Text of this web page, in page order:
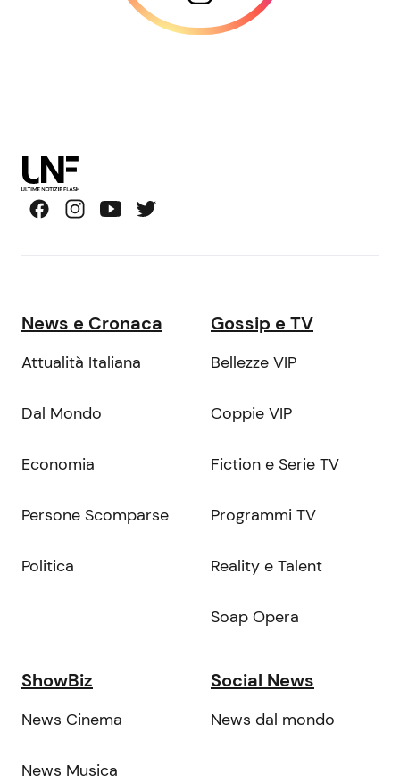
News e Cronaca
Attualità Italiana
Dal Mondo
Economia
Persone Scomparse
Politica
Gossip e TV
Bellezze VIP
Coppie VIP
Fiction e Serie TV
Programmi TV
Reality e Talent
Soap Opera
ShowBiz
News Cinema
News Musica
Social News
News dal mondo